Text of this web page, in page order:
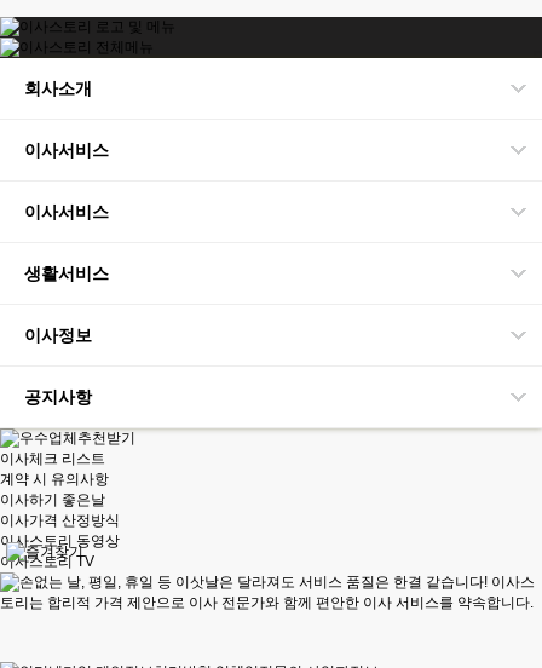
회사소개
이사서비스
이사서비스
생활서비스
이사정보
공지사항
이사체크 리스트
계약 시 유의사항
이사하기 좋은날
이사가격 산정방식
이사스토리 동영상
이사스토리 TV